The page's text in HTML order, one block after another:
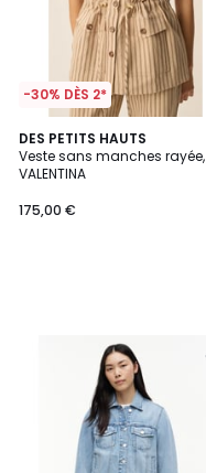
-30% DÈS 2*
DES PETITS HAUTS
Veste sans manches rayée,
VALENTINA
175,00 €